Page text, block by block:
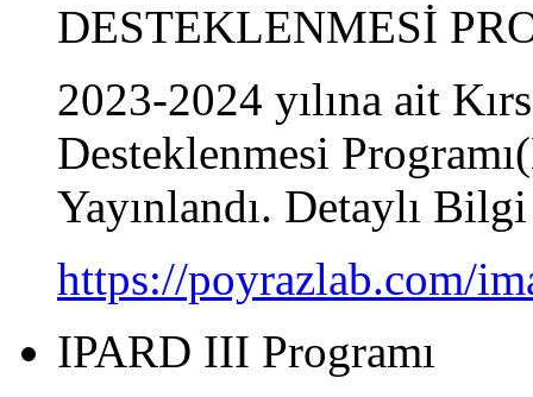
DESTEKLENMESİ
2023-2024 yılına ait
Desteklenmesi
Yayınlandı. Detaylı
https://poyrazlab.com/
IPARD III Programı